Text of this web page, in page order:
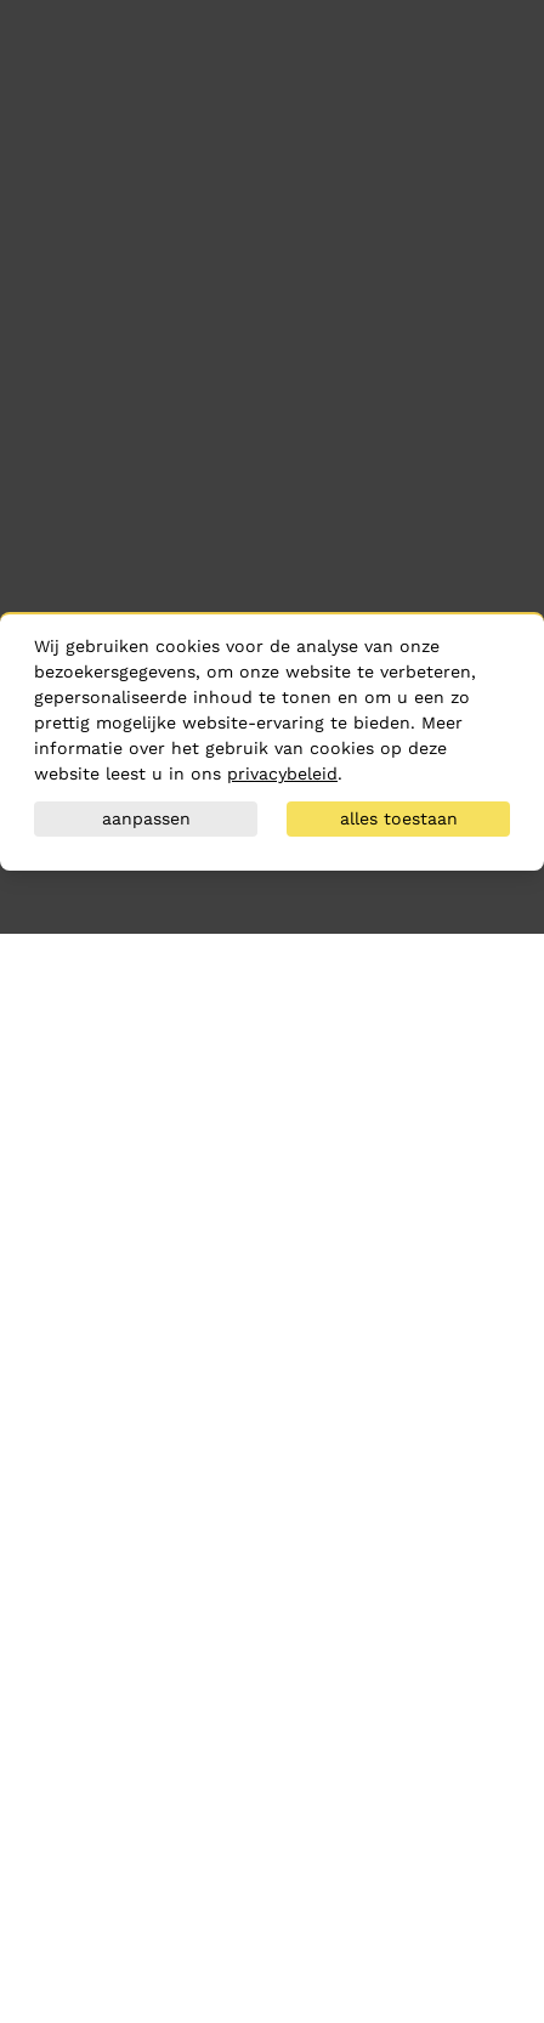
Wij gebruiken cookies voor de analyse van onze
bezoekersgegevens, om onze website te verbeteren,
gepersonaliseerde inhoud te tonen en om u een zo
prettig mogelijke website-ervaring te bieden. Meer
informatie over het gebruik van cookies op deze
website leest u in ons privacybeleid.
aanpassen alles toestaan